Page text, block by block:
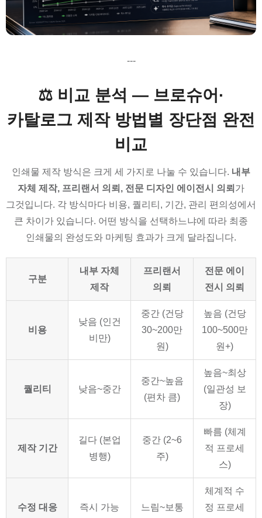
---
⚖️ 비교 분석 — 브로슈어·
카탈로그 제작 방법별 장단점 완전
비교
인쇄물 제작 방식은 크게 세 가지로 나눌 수 있습니다. 내부
자체 제작, 프리랜서 의뢰, 전문 디자인 에이전시 의뢰 가
그것입니다. 각 방식마다 비용, 퀄리티, 기간, 관리 편의성에서
큰 차이가 있습니다. 어떤 방식을 선택하느냐에 따라 최종
인쇄물의 완성도와 마케팅 효과가 크게 달라집니다.
구분
내부 자체
제작
프리랜서
의뢰
전문 에이
전시 의뢰
비용
낮음 (인건
비만)
중간 (건당
30~200만
원)
높음 (건당
100~500만
원+)
퀄리티 낮음~중간
중간~높음
(편차 큼)
높음~최상
(일관성 보
장)
제작 기간
길다 (본업
병행)
중간 (2~6
주)
빠름 (체계
적 프로세
스)
수정 대응 즉시 가능 느림~보통
체계적 수
정 프로세